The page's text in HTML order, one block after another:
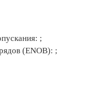
;
(ENOB): ;